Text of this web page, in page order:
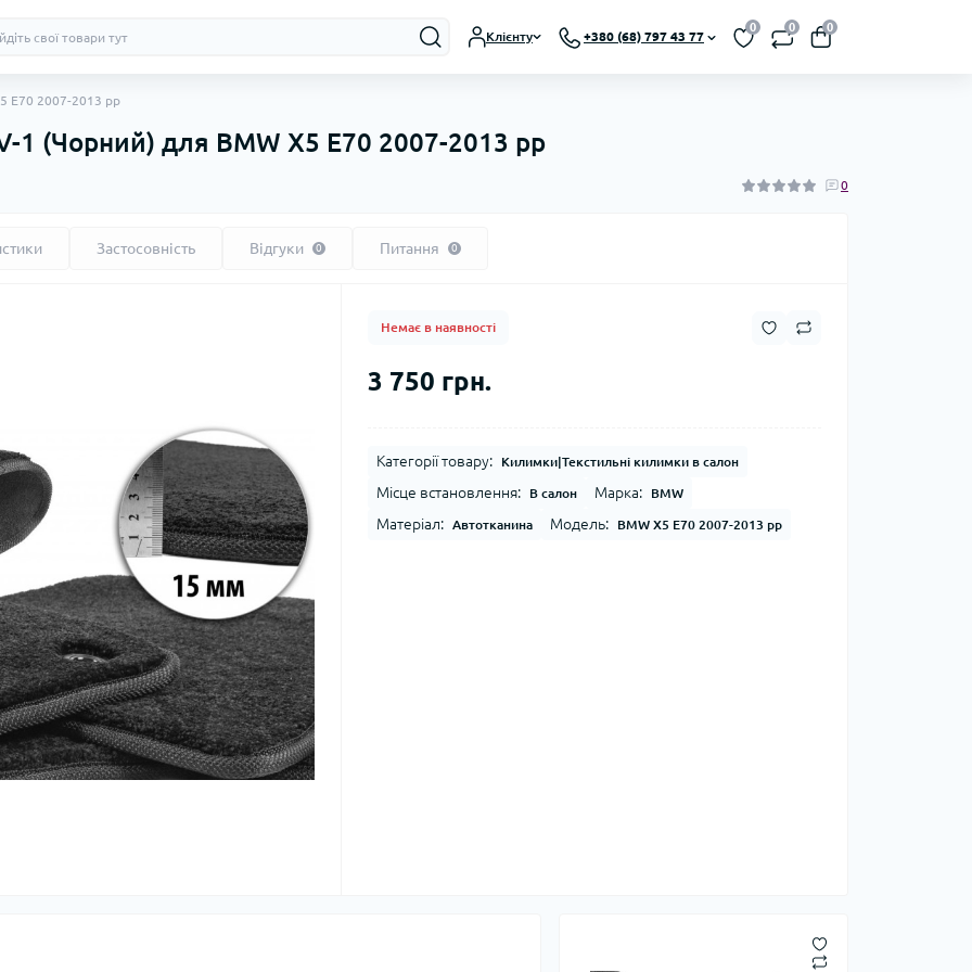
Клієнту +380 (68) 797 43 77
0 0 0
E70 2007-2013 рр
1 (Чорний) для BMW X5 E70 2007-2013 рр
0
Застосовність Відгуки 0 Питання 0
Немає в наявності
3 750 грн.
Категорії товару: Килимки|Текстильні килимки в салон
Місце встановлення: В салон Марка: BMW
Матеріал: Автотканина Модель: BMW X5 E70 2007-2013 рр